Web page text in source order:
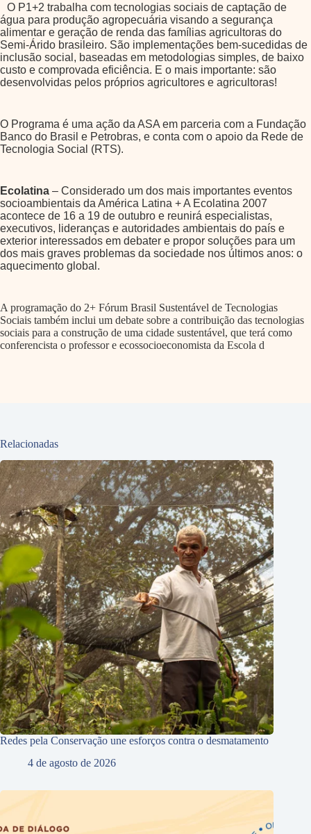
O P1+2 trabalha com tecnologias sociais de captação de
água para produção agropecuária visando a segurança
alimentar e geração de renda das famílias agricultoras do
Semi-Árido brasileiro. São implementações bem-sucedidas de
inclusão social, baseadas em metodologias simples, de baixo
custo e comprovada eficiência. E o mais importante: são
desenvolvidas pelos próprios agricultores e agricultoras!
O Programa é uma ação da ASA em parceria com a Fundação
Banco do Brasil e Petrobras, e conta com o apoio da Rede de
Tecnologia Social (RTS).
Ecolatina – Considerado um dos mais importantes eventos
socioambientais da América Latina + A Ecolatina 2007
acontece de 16 a 19 de outubro e reunirá especialistas,
executivos, lideranças e autoridades ambientais do país e
exterior interessados em debater e propor soluções para um
dos mais graves problemas da sociedade nos últimos anos: o
aquecimento global.
A programação do 2+ Fórum Brasil Sustentável de Tecnologias
Sociais também inclui um debate sobre a contribuição das tecnologias
sociais para a construção de uma cidade sustentável, que terá como
conferencista o professor e ecossocioeconomista da Escola d
Relacionadas
Redes pela Conservação une esforços contra o desmatamento
4 de agosto de 2026